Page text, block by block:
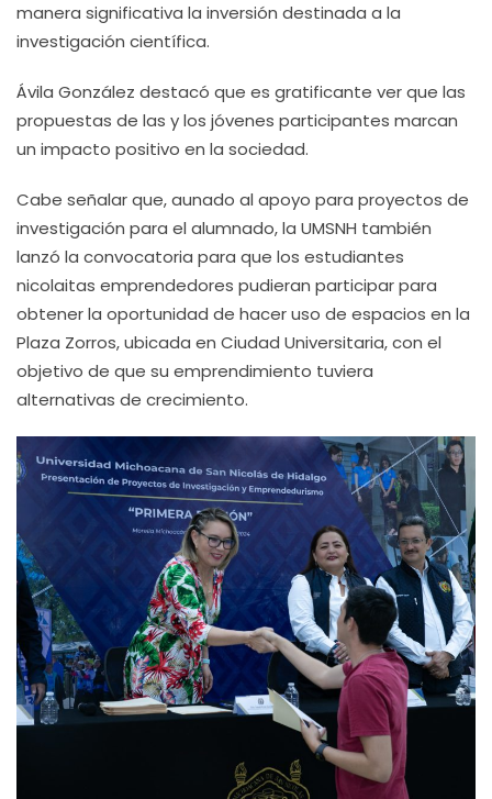
manera significativa la inversión destinada a la
investigación científica.
Ávila González destacó que es gratificante ver que las
propuestas de las y los jóvenes participantes marcan
un impacto positivo en la sociedad.
Cabe señalar que, aunado al apoyo para proyectos de
investigación para el alumnado, la UMSNH también
lanzó la convocatoria para que los estudiantes
nicolaitas emprendedores pudieran participar para
obtener la oportunidad de hacer uso de espacios en la
Plaza Zorros, ubicada en Ciudad Universitaria, con el
objetivo de que su emprendimiento tuviera
alternativas de crecimiento.